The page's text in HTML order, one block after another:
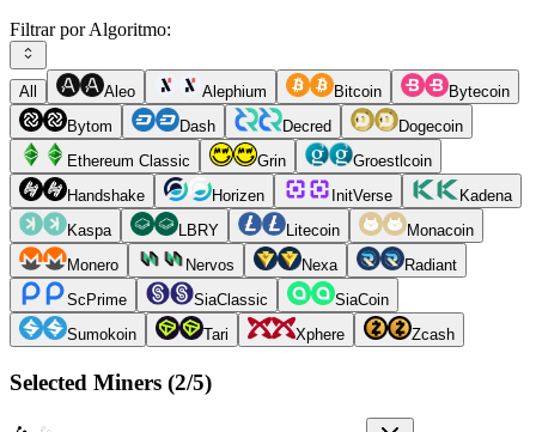
Filtrar por Algoritmo:
All Aleo Alephium Bitcoin
Bytecoin
Bytom
Dash Decred
Dogecoin
Ethereum Classic
Grin
Groestlcoin
Handshake
Horizen InitVerse
Kadena
Kaspa
LBRY Litecoin
Monacoin
Monero
Nervos Nexa
Radiant
ScPrime
SiaClassic
SiaCoin
Sumokoin
Tari Xphere Zcash
Selected Miners (2/5)